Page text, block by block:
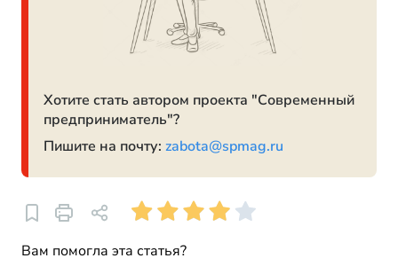
Хотите стать автором проекта "Современный
предприниматель"?
Пишите на почту: zabota@spmag.ru
Вам помогла эта статья?